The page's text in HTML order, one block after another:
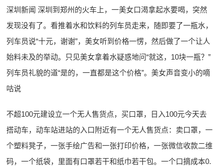
深圳新闻 深圳到郑州的火车上，一美女口渴拿起水要喝，突然
发现没有了。看推着水和饮料的列车员走来，随即要了一瓶水，
列车员说“十元，谢谢”，美女听到价格一愣，然后做了一个让人
始料未及的举动。只见美女拿着水疑惑地问“就这，10块一瓶？”
列车员礼貌的道“是的，一直都是这个价格”。美女声音变小的嘀
咕说
不超100元建设立一个无人售货点，买口罩，日入100元今天去
搭动车，动车站进站的入口附近有一个无人售货点：卖口罩，一
个塑料凳子，一张手绘广告和一张打印价格，一张微信收款二维
码，一个纸袋，里面有口罩若干和纸巾若干包。一个口摘成本0.